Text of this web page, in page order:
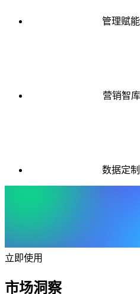
管理赋能
营销智库
数据定制
立即使用
市场洞察